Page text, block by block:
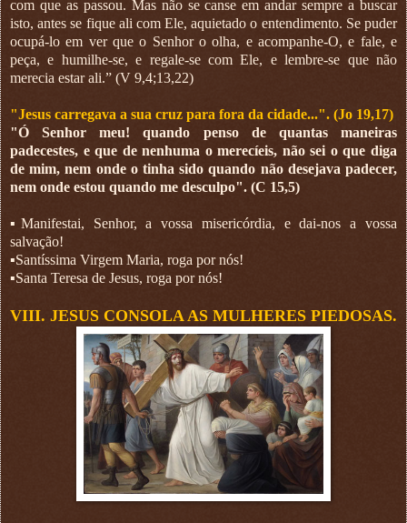
com que as passou. Mas não se canse em andar sempre a buscar
isto, antes se fique ali com Ele, aquietado o entendimento. Se puder
ocupá-lo em ver que o Senhor o olha, e acompanhe-O, e fale, e
peça, e humilhe-se, e regale-se com Ele, e lembre-se que não
merecia estar ali.” (V 9,4;13,22)
"Jesus carregava a sua cruz para fora da cidade...". (Jo 19,17)
"Ó Senhor meu! quando penso de quantas maneiras
padecestes, e que de nenhuma o merecíeis, não sei o que diga
de mim, nem onde o tinha sido quando não desejava padecer,
nem onde estou quando me desculpo". (C 15,5)
▪︎Manifestai, Senhor, a vossa misericórdia, e dai-nos a vossa
salvação!
▪︎Santíssima Virgem Maria, roga por nós!
▪︎Santa Teresa de Jesus, roga por nós!
VIII. JESUS CONSOLA AS MULHERES PIEDOSAS.